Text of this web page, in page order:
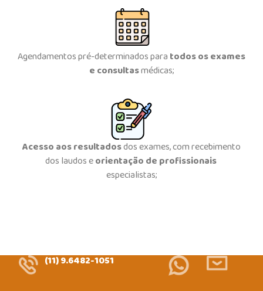
Agendamentos pré-determinados para todos os exames
e consultasmédicas;
Acesso aos resultadosdos exames, com recebimento
dos laudos eorientação de profissionais
especialistas;
(11) 9.6482-1051